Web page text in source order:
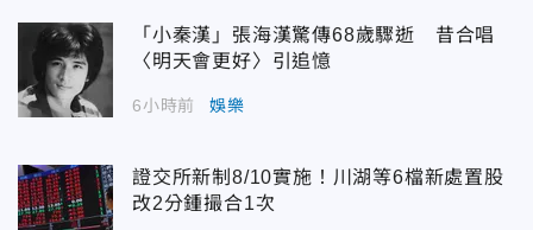
「小秦漢」張海漢驚傳68歲驟逝 昔合唱
〈明天會更好〉引追憶
6小時前 娛樂
證交所新制8/10實施！川湖等6檔新處置股
改2分鍾撮合1次